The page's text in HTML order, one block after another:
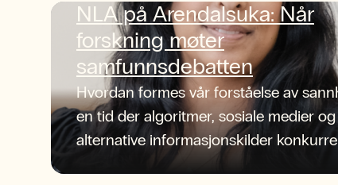
NLA på Arendalsuka: Når
forskning møter
samfunnsdebatten
Hvordan formes vår forståelse av
en tid der algoritmer, sosiale medier og
alternative informasjonskilder
om oppmerksomheten?